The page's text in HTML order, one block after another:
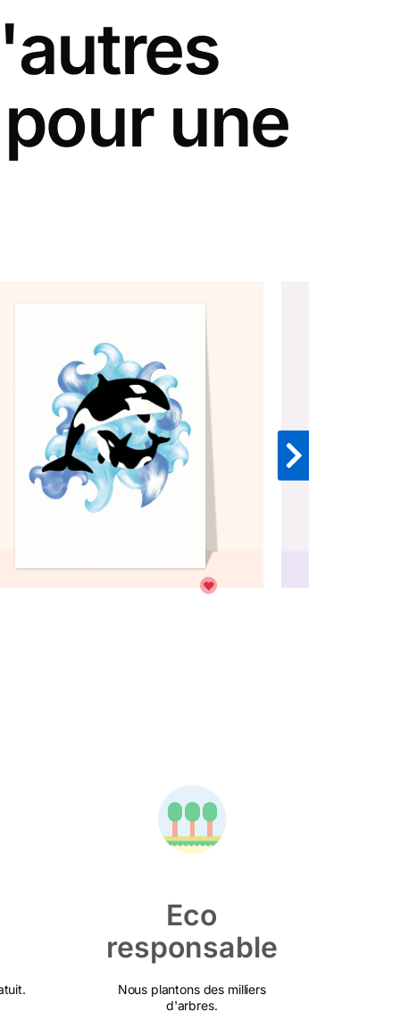
une
Eco
responsable
Nous plantons des milliers
d'arbres.